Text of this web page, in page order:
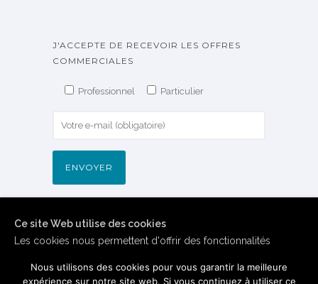
J'ACCEPTE DE RECEVOIR LES OFFRES
COMMERCIALES
Professionnel Particulier
Ce site Web utilise des cookies
Les cookies nous permettent d'offrir des fonctionnalités
Vous consentez à nos cookies si vous continuez à utiliser
Nous utilisons des cookies pour vous garantir la meilleure
expérience sur notre site web. Si vous continuez à utiliser ce